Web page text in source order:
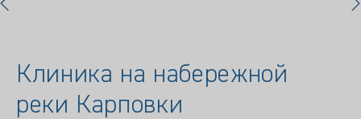
Клиника на набережной
реки Карповки